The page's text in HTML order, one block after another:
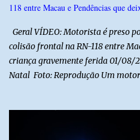
118 entre Macau e Pendências que
Geral VÍDEO: Motorista é preso
colisão frontal na RN-118 entre
criança gravemente ferida 01/08/
Natal Foto: Reprodução Um